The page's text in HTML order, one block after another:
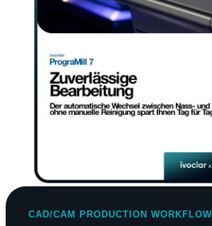
CAD/CAM PRODUCTION WORKFLOW